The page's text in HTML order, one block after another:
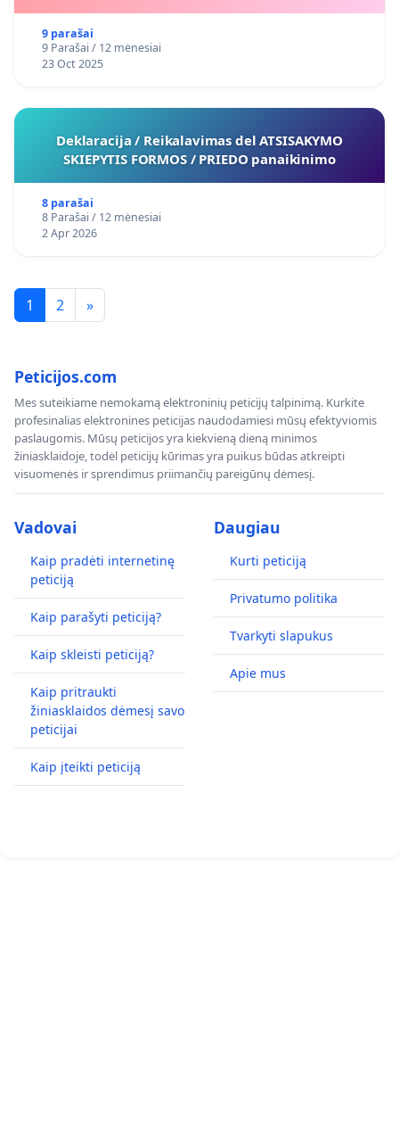
9 parašai
9 Parašai / 12 mėnesiai
23 Oct 2025
Deklaracija / Reikalavimas del ATSISAKYMO
SKIEPYTIS FORMOS / PRIEDO panaikinimo
8 parašai
8 Parašai / 12 mėnesiai
2 Apr 2026
1 2 »
Peticijos.com
Mes suteikiame nemokamą elektroninių peticijų talpinimą. Kurkite
profesinalias elektronines peticijas naudodamiesi mūsų efektyviomis
paslaugomis. Mūsų peticijos yra kiekvieną dieną minimos
žiniasklaidoje, todėl peticijų kūrimas yra puikus būdas atkreipti
visuomenės ir sprendimus priimančių pareigūnų dėmesį.
Vadovai
Kaip pradėti internetinę
peticiją
Kaip parašyti peticiją?
Kaip skleisti peticiją?
Kaip pritraukti
žiniasklaidos dėmesį savo
peticijai
Kaip įteikti peticiją
Daugiau
Kurti peticiją
Privatumo politika
Tvarkyti slapukus
Apie mus